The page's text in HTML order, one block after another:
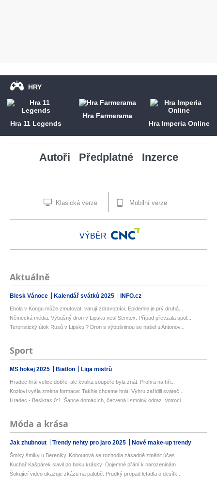
HRY
Hra 11 Legends
Hra Farmerama
Hra Imperia Online
Autoři Předplatné Inzerce
Klasická verze Mobilní verze
VÝBĚR
Aktuálně
Blesk Vánoce Kalendář svátků 2025 INFO.cz
Ebola v Kongu může zmutovat, varují zdravotníci. Epidemie je prý druhá...
Německá média: Výbušný dron v Lipsku nesl Semtex. Případ převzala spol...
Teroristický útok Rusů v Lipsku!? Dron s výbušninou se našel u Antonov...
Sport
MS hokej 2025 Biatlon Liga mistrů
Hradec hrál velice dobře, ale kvalita soupeře byla znát. Prohra na hři...
Kozlovi vyšla změna formace: Takhle chceme hrát! Výhru zařídili sváteč...
Hradec - Besiktas 0:1. Šance domácích, červená i smolný odraz. Votroci...
Móda a krása
Jak zhubnout Trendy nehty pro jaro 2025 Nové make-up trendy
Šmiky šmiky u Bereniky. Kohoutová se rozhodla zásadně změnit účes
Kuchař Kašpárek slavil po boku krásky: Dojemné přání k narozeninám
Šokující video ukazuje zkázu na palubě: Prudký propad letadla o desítk...